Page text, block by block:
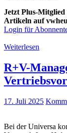
Jetzt Plus-
Artikeln auf
Login für
Weiterlesen
R+V-
17. Juli 2025
Bei der Universa